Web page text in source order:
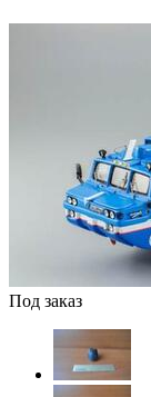
Под заказ